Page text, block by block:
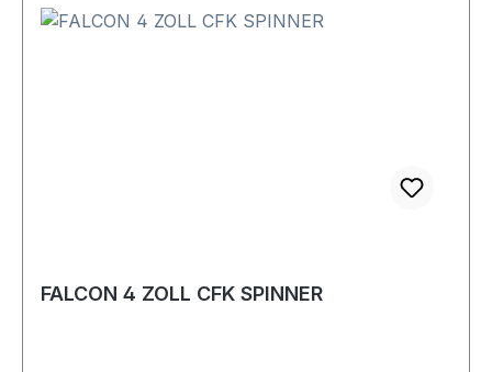
FALCON 4 ZOLL CFK SPINNER